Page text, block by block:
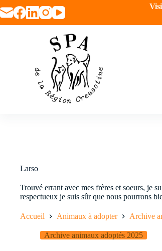
Larso
Trouvé errant avec mes frères et soeurs, je
respectueux je suis sûr que nous pourrons
Accueil Animaux à adopter Archive
Archive animaux adoptés 2025